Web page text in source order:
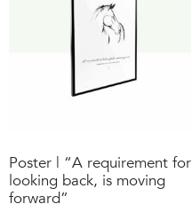
Poster | “A requirement for
looking back, is moving
forward”